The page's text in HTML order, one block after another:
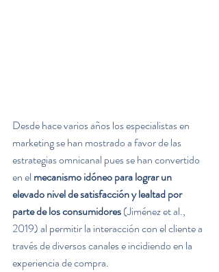
Desde hace varios años los especialistas en
marketing se han mostrado a favor de las
estrategias omnicanal pues se han convertido
en el mecanismo idóneo para lograr un
elevado nivel de satisfacción y lealtad por
parte de los consumidores (Jiménez et al.,
2019) al permitir la interacción con el cliente a
través de diversos canales e incidiendo en la
experiencia de compra.